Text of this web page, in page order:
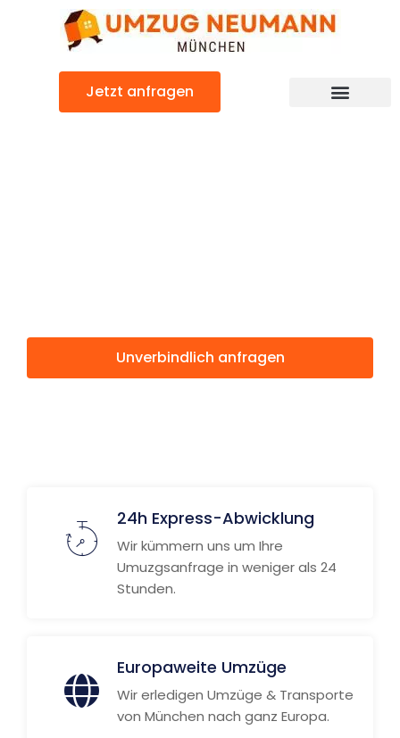
Jetzt anfragen
Unverbindlich anfragen
24h Express-Abwicklung
Wir kümmern uns um Ihre
Umuzgsanfrage in weniger als 24
Stunden.
Europaweite Umzüge
Wir erledigen Umzüge & Transporte
von München nach ganz Europa.